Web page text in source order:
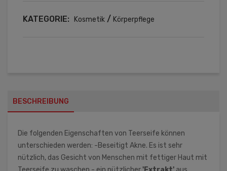
KATEGORIE: Kosmetik / Körperpflege
BESCHREIBUNG
Die folgenden Eigenschaften von Teerseife können
unterschieden werden: -Beseitigt Akne. Es ist sehr
nützlich, das Gesicht von Menschen mit fettiger Haut mit